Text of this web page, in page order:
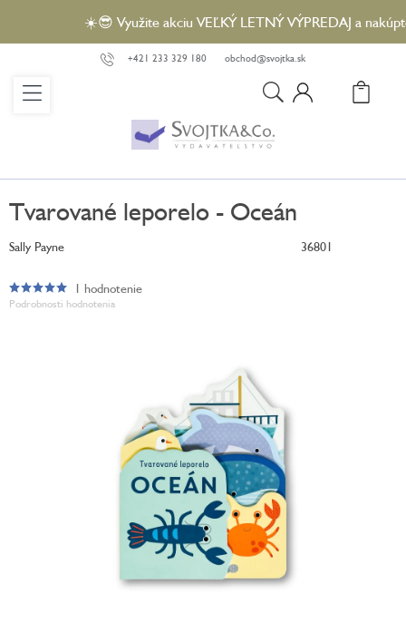
obsah
☀️😎 Využite akciu VEĽKÝ LETNÝ VÝPREDAJ a
+421 233 329 180 obchod@svojtka.sk
Tvarované leporelo - Oceán
Sally Payne 36801
Podrobnosti hodnotenia
Priemerné
hodnotenie
1 hodnotenie